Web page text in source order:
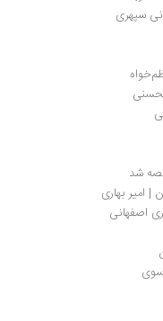
سپهری
شد
امیر بهاری
اصفهانی